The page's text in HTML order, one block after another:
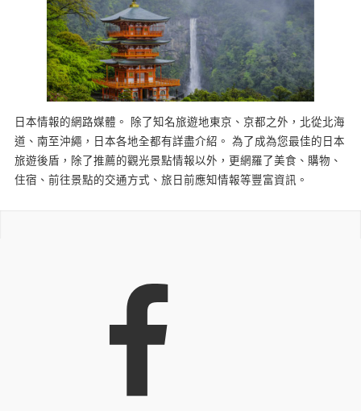
日本情報的網路媒體。 除了知名旅遊地東京、京都之外，北從北海
道、南至沖繩，日本各地全都有詳盡介紹。 為了成為您最佳的日本
旅遊後盾，除了推薦的觀光景點情報以外，更網羅了美食、購物、
住宿、前往景點的交通方式、旅日前應知情報等豐富資訊。